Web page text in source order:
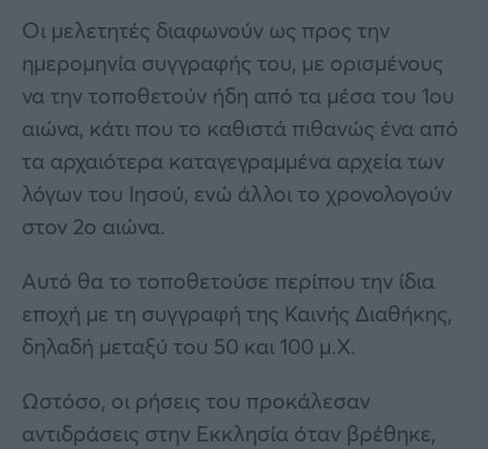
Οι μελετητές διαφωνούν ως προς την
ημερομηνία συγγραφής του, με ορισμένους
να την τοποθετούν ήδη από τα μέσα του 1ου
αιώνα, κάτι που το καθιστά πιθανώς ένα από
τα αρχαιότερα καταγεγραμμένα αρχεία των
λόγων του Ιησού, ενώ άλλοι το χρονολογούν
στον 2ο αιώνα.
Αυτό θα το τοποθετούσε περίπου την ίδια
εποχή με τη συγγραφή της Καινής Διαθήκης,
δηλαδή μεταξύ του 50 και 100 μ.Χ.
Ωστόσο, οι ρήσεις του προκάλεσαν
αντιδράσεις στην Εκκλησία όταν βρέθηκε,